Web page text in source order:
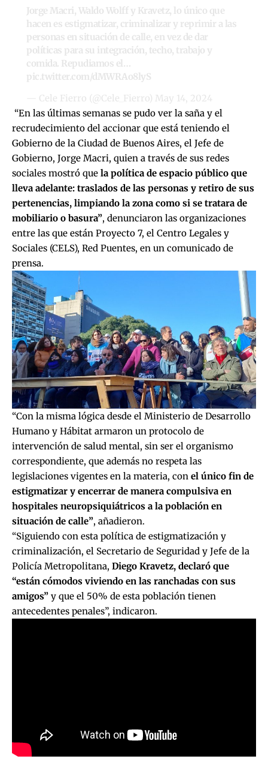
Jorge Macri, Waldo Wolff y Kravetz, lo único que
hacen es estigmatizar, criminalizar y reprimir a las
personas en situación de calle, en vez de dar
políticas para su integración, techo, trabajo y
comida. Repudiamos el…
pic.twitter.com/dMWRAo8lyS
— Cele Fierro (@Cele_Fierro) May 14, 2024
“En las últimas semanas se pudo ver la saña y el
recrudecimiento del accionar que está teniendo el
Gobierno de la Ciudad de Buenos Aires, el Jefe de
Gobierno, Jorge Macri, quien a través de sus redes
sociales mostró que la política de espacio público que
lleva adelante: traslados de las personas y retiro de sus
pertenencias, limpiando la zona como si se tratara de
mobiliario o basura”, denunciaron las organizaciones
entre las que están Proyecto 7, el Centro Legales y
Sociales (CELS), Red Puentes, en un comunicado de
prensa.
“Con la misma lógica desde el Ministerio de Desarrollo
Humano y Hábitat armaron un protocolo de
intervención de salud mental, sin ser el organismo
correspondiente, que además no respeta las
legislaciones vigentes en la materia, con el único fin de
estigmatizar y encerrar de manera compulsiva en
hospitales neuropsiquiátricos a la población en
situación de calle”, añadieron.
“Siguiendo con esta política de estigmatización y
criminalización, el Secretario de Seguridad y Jefe de la
Policía Metropolitana, Diego Kravetz, declaró que
“están cómodos viviendo en las ranchadas con sus
amigos” y que el 50% de esta población tienen
antecedentes penales”, indicaron.